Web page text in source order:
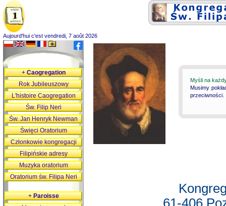
Aujourd'hui c'est vendredi, 7 août 2026
Myśli na
Musimy
przeciwności.
61-406
+Caogregation
Rok Jubileuszowy
L'histoire Caogregation
Św. Filip Neri
Św. Jan Henryk Newman
Święci Oratorium
Członkowie kongregacji
Filipińskie adresy
Muzyka oratorium
Oratorium św. Filipa Neri
+Paroisse